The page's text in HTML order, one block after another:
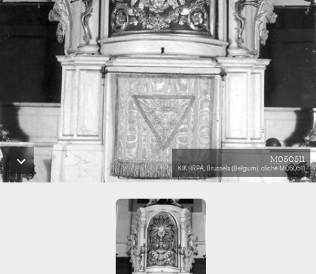
M050511
KIK-IRPA, Brussels (Belgium), cliché M050511